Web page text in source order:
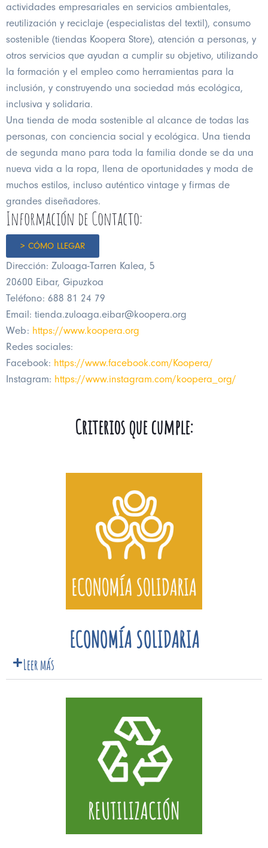
actividades empresariales en servicios ambientales,
reutilización y reciclaje (especialistas del textil), consumo
sostenible (tiendas Koopera Store), atención a personas, y
otros servicios que ayudan a cumplir su objetivo, utilizando
la formación y el empleo como herramientas para la
inclusión, y construyendo una sociedad más ecológica,
inclusiva y solidaria.
Una tienda de moda sostenible al alcance de todas las
personas, con conciencia social y ecológica. Una tienda
de segunda mano para toda la familia donde se da una
nueva vida a la ropa, llena de oportunidades y moda de
muchos estilos, incluso auténtico vintage y firmas de
grandes diseñadores.
Información de Contacto:
> CÓMO LLEGAR
Dirección: Zuloaga-Tarren Kalea, 5
20600 Eibar, Gipuzkoa
Teléfono: 688 81 24 79
Email: tienda.zuloaga.eibar@koopera.org
Web: https://www.koopera.org
Redes sociales:
Facebook: https://www.facebook.com/Koopera/
Instagram: https://www.instagram.com/koopera_org/
Criterios que cumple:
ECONOMÍA SOLIDARIA
Leer más